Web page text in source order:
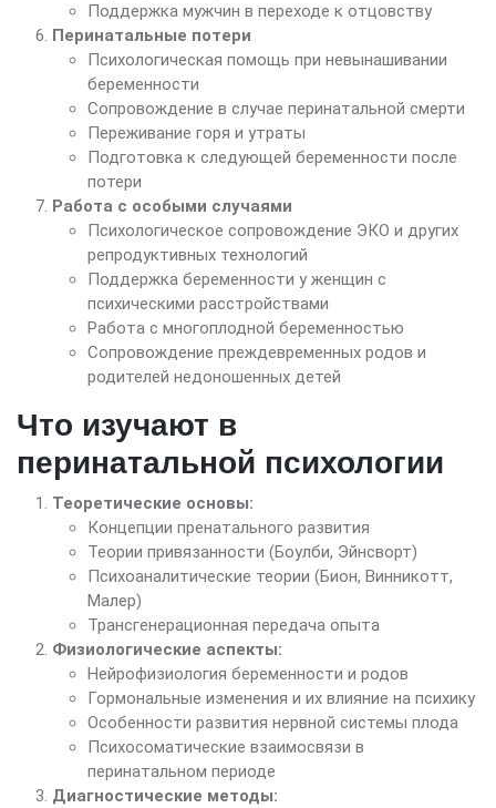
Поддержка мужчин в переходе к отцовству
Перинатальные потери
Психологическая помощь при невынашивании
беременности
Сопровождение в случае перинатальной смерти
Переживание горя и утраты
Подготовка к следующей беременности после
потери
Работа с особыми случаями
Психологическое сопровождение ЭКО и других
репродуктивных технологий
Поддержка беременности у женщин с
психическими расстройствами
Работа с многоплодной беременностью
Сопровождение преждевременных родов и
родителей недоношенных детей
Что изучают в
перинатальной психологии
Теоретические основы:
Концепции пренатального развития
Теории привязанности (Боулби, Эйнсворт)
Психоаналитические теории (Бион, Винникотт,
Малер)
Трансгенерационная передача опыта
Физиологические аспекты:
Нейрофизиология беременности и родов
Гормональные изменения и их влияние на психику
Особенности развития нервной системы плода
Психосоматические взаимосвязи в
перинатальном периоде
Диагностические методы: